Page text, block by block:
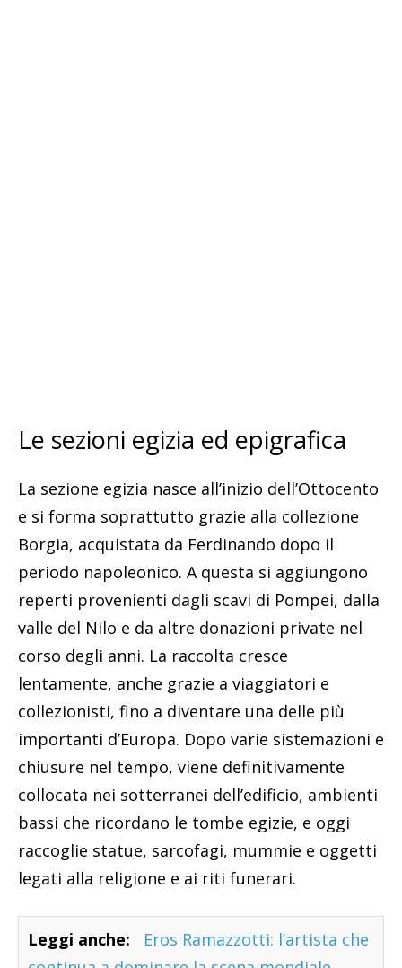
Le sezioni egizia ed epigrafica
La sezione egizia nasce all’inizio dell’Ottocento
e si forma soprattutto grazie alla collezione
Borgia, acquistata da Ferdinando dopo il
periodo napoleonico. A questa si aggiungono
reperti provenienti dagli scavi di Pompei, dalla
valle del Nilo e da altre donazioni private nel
corso degli anni. La raccolta cresce
lentamente, anche grazie a viaggiatori e
collezionisti, fino a diventare una delle più
importanti d’Europa. Dopo varie sistemazioni e
chiusure nel tempo, viene definitivamente
collocata nei sotterranei dell’edificio, ambienti
bassi che ricordano le tombe egizie, e oggi
raccoglie statue, sarcofagi, mummie e oggetti
legati alla religione e ai riti funerari.
Leggi anche:
Eros Ramazzotti: l’artista che